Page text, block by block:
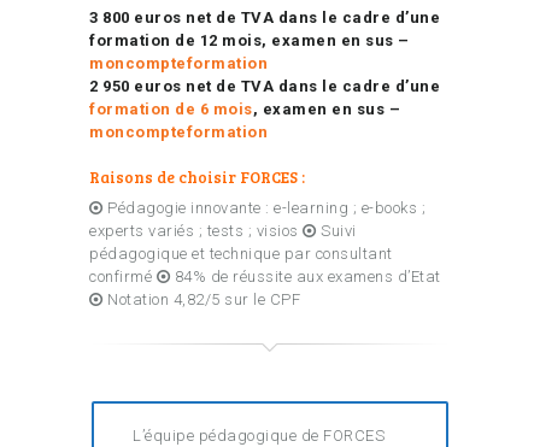
3 800 euros net de TVA dans le cadre d’une
formation de 12 mois, examen en sus –
moncompteformation
2 950 euros net de TVA dans le cadre d’une
formation de 6 mois, examen en sus –
moncompteformation
Raisons de choisir FORCES :
Pédagogie innovante : e-learning ; e-books ;
experts variés ; tests ; visios
Suivi
pédagogique et technique par consultant
confirmé
84% de réussite aux examens d’Etat
Notation 4,82/5 sur le CPF
L’équipe pédagogique de FORCES